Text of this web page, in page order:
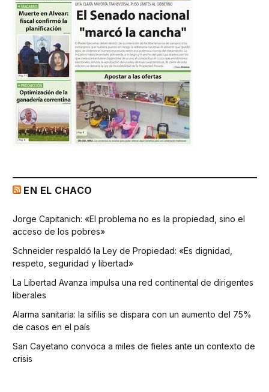
EN EL CHACO
Jorge Capitanich: «El problema no es la propiedad, sino el
acceso de los pobres»
Schneider respaldó la Ley de Propiedad: «Es dignidad,
respeto, seguridad y libertad»
La Libertad Avanza impulsa una red continental de dirigentes
liberales
Alarma sanitaria: la sífilis se dispara con un aumento del 75%
de casos en el país
San Cayetano convoca a miles de fieles ante un contexto de
crisis